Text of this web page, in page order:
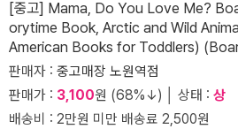
[중고] Mama, Do You Love Me?
orytime Book, Arctic and Wild
American Books for Toddlers)
판매자 : 중고매장 노원역점
판매가 : 3,100원 (68%↓) │ 상태 : 상
배송비 : 2만원 미만 배송료 2,500원